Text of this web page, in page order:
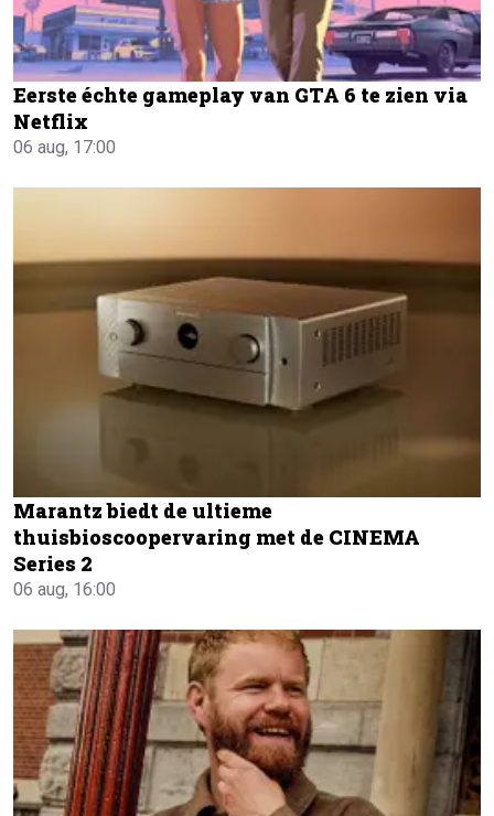
Eerste échte gameplay van GTA 6 te zien via
Netflix
06 aug, 17:00
Marantz biedt de ultieme
thuisbioscoopervaring met de CINEMA
Series 2
06 aug, 16:00